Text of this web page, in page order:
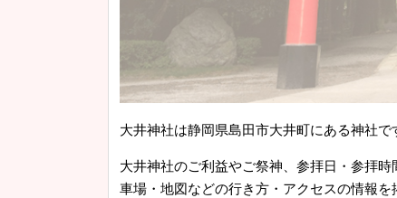
大井神社は静岡県島田市大井町にある神社で
大井神社のご利益やご祭神、参拝日・参拝
車場・地図などの行き方・アクセスの情報を